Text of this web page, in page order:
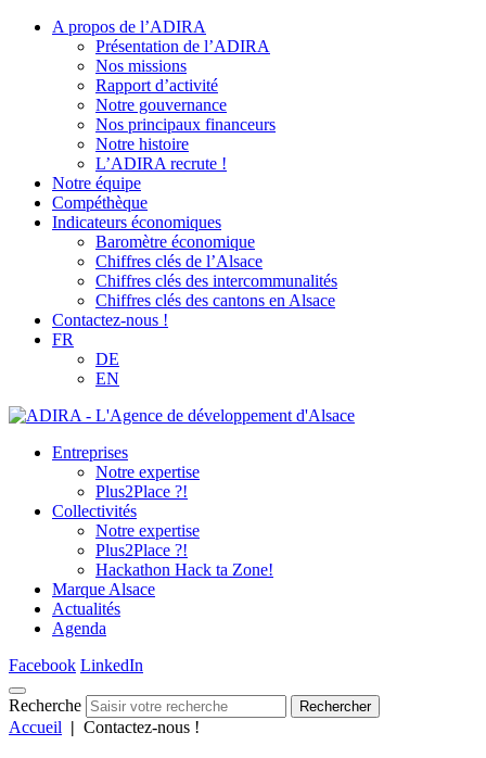
A propos de l’ADIRA
Présentation de l’ADIRA
Nos missions
Rapport d’activité
Notre gouvernance
Nos principaux financeurs
Notre histoire
L’ADIRA recrute !
Notre équipe
Compéthèque
Indicateurs économiques
Baromètre économique
Chiffres clés de l’Alsace
Chiffres clés des intercommunalités
Chiffres clés des cantons en Alsace
Contactez-nous !
FR
DE
EN
Entreprises
Notre expertise
Plus2Place ?!
Collectivités
Notre expertise
Plus2Place ?!
Hackathon Hack ta Zone!
Marque Alsace
Actualités
Agenda
Facebook LinkedIn
Recherche Rechercher
Accueil | Contactez-nous !